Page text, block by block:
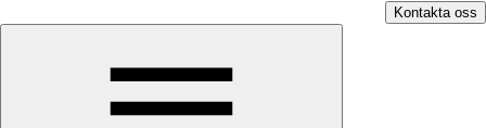
Kontakta oss